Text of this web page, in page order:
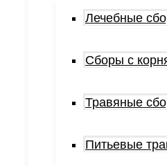
Лечебные
Сборы с
Травяные
Питьевые